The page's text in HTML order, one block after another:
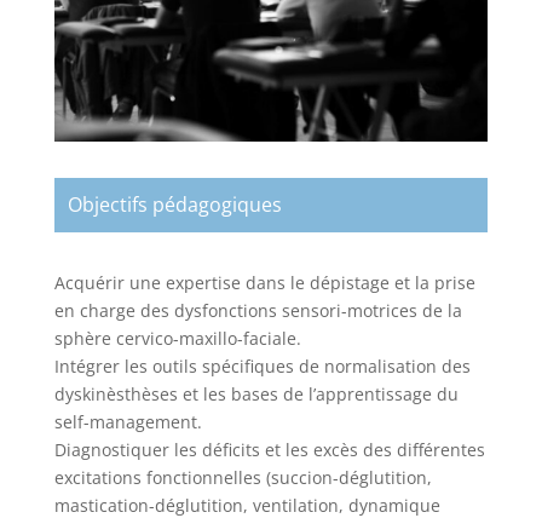
Objectifs pédagogiques
Acquérir une expertise dans le dépistage et la prise
en charge des dysfonctions sensori-motrices de la
sphère cervico-maxillo-faciale.
Intégrer les outils spécifiques de normalisation des
dyskinèsthèses et les bases de l’apprentissage du
self-management.
Diagnostiquer les déficits et les excès des différentes
excitations fonctionnelles (succion-déglutition,
mastication-déglutition, ventilation, dynamique